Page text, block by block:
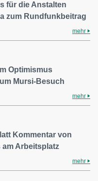
für die Anstalten
zum Rundfunkbeitrag
mehr
Optimismus
Mursi-Besuch
mehr
Kommentar von
am Arbeitsplatz
mehr